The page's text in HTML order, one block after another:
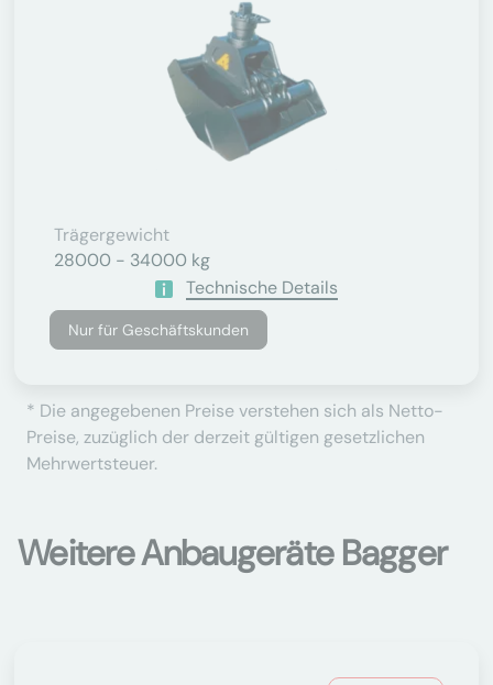
Trägergewicht
28000 - 34000 kg
Technische Details
Nur für Geschäftskunden
* Die angegebenen Preise verstehen sich als Netto-
Preise, zuzüglich der derzeit gültigen gesetzlichen
Mehrwertsteuer.
Weitere Anbaugeräte Bagger